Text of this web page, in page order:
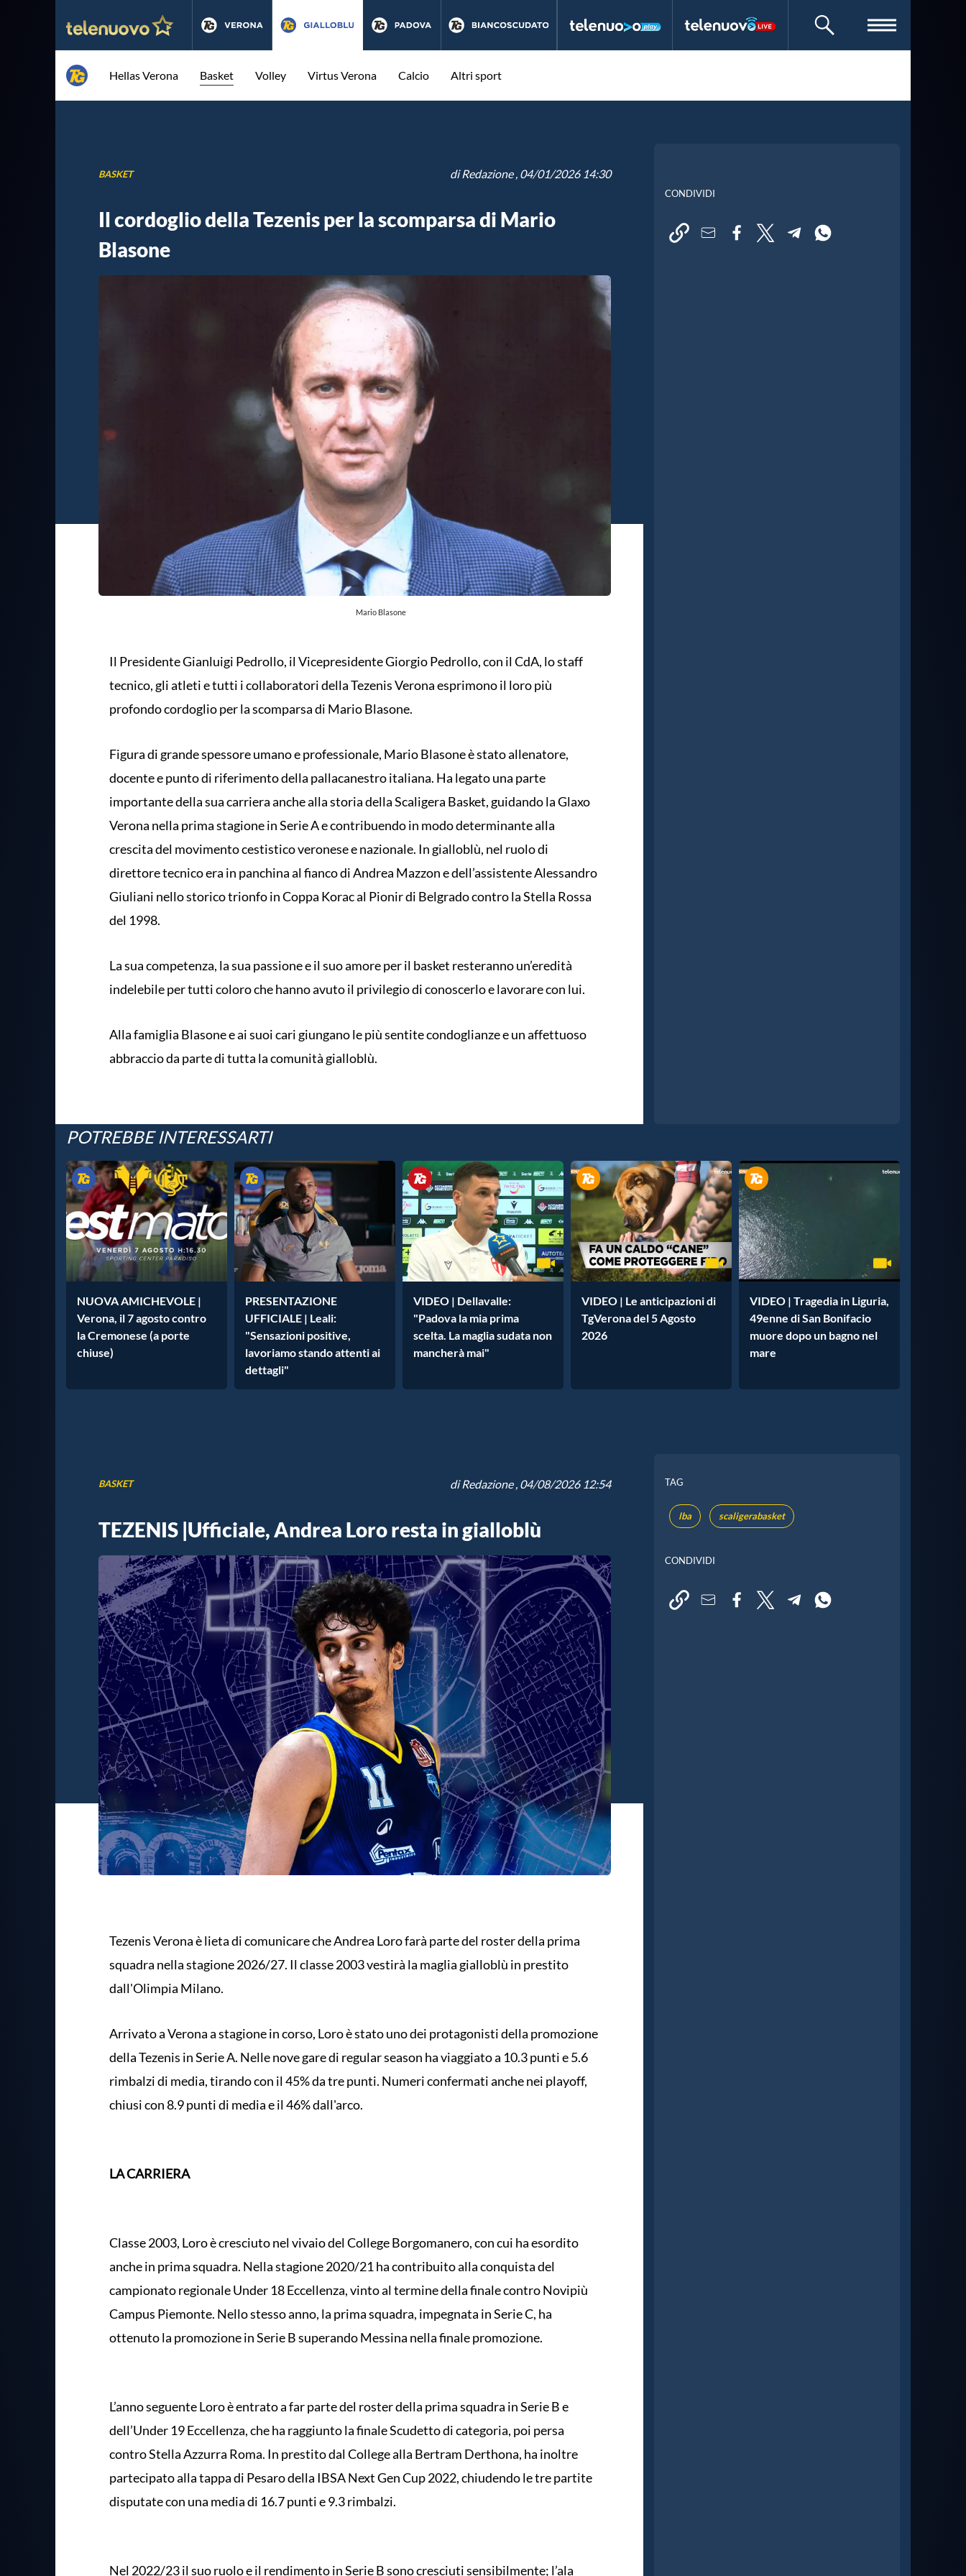
CERCA
Hellas Verona Basket Volley Virtus Verona Calcio Altri sport
BASKET diRedazione, 04/01/2026 14:30
Il cordoglio della Tezenis per la scomparsa di Mario
Blasone
Mario Blasone
Il Presidente Gianluigi Pedrollo, il Vicepresidente Giorgio Pedrollo, con il CdA, lo staff
tecnico, gli atleti e tutti i collaboratori della Tezenis Verona esprimono il loro più
profondo cordoglio per la scomparsa di Mario Blasone.
Figura di grande spessore umano e professionale, Mario Blasone è stato allenatore,
docente e punto di riferimento della pallacanestro italiana. Ha legato una parte
importante della sua carriera anche alla storia della Scaligera Basket, guidando la Glaxo
Verona nella prima stagione in Serie A e contribuendo in modo determinante alla
crescita del movimento cestistico veronese e nazionale. In gialloblù, nel ruolo di
direttore tecnico era in panchina al fianco di Andrea Mazzon e dell’assistente Alessandro
Giuliani nello storico trionfo in Coppa Korac al Pionir di Belgrado contro la Stella Rossa
del 1998.
La sua competenza, la sua passione e il suo amore per il basket resteranno un’eredità
indelebile per tutti coloro che hanno avuto il privilegio di conoscerlo e lavorare con lui.
Alla famiglia Blasone e ai suoi cari giungano le più sentite condoglianze e un affettuoso
abbraccio da parte di tutta la comunità gialloblù.
CONDIVIDI
POTREBBE INTERESSARTI
NUOVA AMICHEVOLE |
Verona, il 7 agosto contro
la Cremonese (a porte
chiuse)
PRESENTAZIONE
UFFICIALE | Leali:
"Sensazioni positive,
lavoriamo stando attenti ai
dettagli"
VIDEO | Dellavalle:
"Padova la mia prima
scelta. La maglia sudata non
mancherà mai"
VIDEO | Le anticipazioni di
TgVerona del 5 Agosto
2026
VIDEO | Tragedia in Liguria,
49enne di San Bonifacio
muore dopo un bagno nel
mare
BASKET diRedazione, 04/08/2026 12:54
TEZENIS |Ufficiale, Andrea Loro resta in gialloblù
Tezenis Verona è lieta di comunicare che Andrea Loro farà parte del roster della prima
squadra nella stagione 2026/27. Il classe 2003 vestirà la maglia gialloblù in prestito
dall'Olimpia Milano.
Arrivato a Verona a stagione in corso, Loro è stato uno dei protagonisti della promozione
della Tezenis in Serie A. Nelle nove gare di regular season ha viaggiato a 10.3 punti e 5.6
rimbalzi di media, tirando con il 45% da tre punti. Numeri confermati anche nei playoff,
chiusi con 8.9 punti di media e il 46% dall'arco.
LA CARRIERA
Classe 2003, Loro è cresciuto nel vivaio del College Borgomanero, con cui ha esordito
anche in prima squadra. Nella stagione 2020/21 ha contribuito alla conquista del
campionato regionale Under 18 Eccellenza, vinto al termine della finale contro Novipiù
Campus Piemonte. Nello stesso anno, la prima squadra, impegnata in Serie C, ha
ottenuto la promozione in Serie B superando Messina nella finale promozione.
L’anno seguente Loro è entrato a far parte del roster della prima squadra in Serie B e
dell’Under 19 Eccellenza, che ha raggiunto la finale Scudetto di categoria, poi persa
contro Stella Azzurra Roma. In prestito dal College alla Bertram Derthona, ha inoltre
partecipato alla tappa di Pesaro della IBSA Next Gen Cup 2022, chiudendo le tre partite
disputate con una media di 16.7 punti e 9.3 rimbalzi.
Nel 2022/23 il suo ruolo e il rendimento in Serie B sono cresciuti sensibilmente; l’ala
TAG
lba scaligerabasket
CONDIVIDI